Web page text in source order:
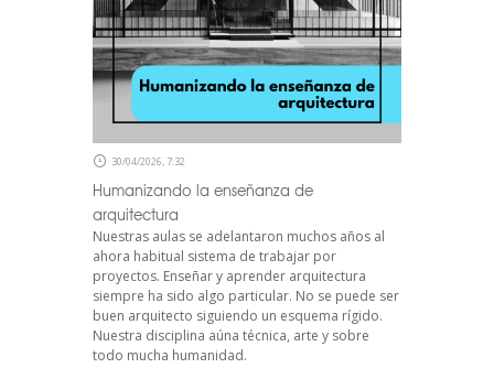
30/04/2026, 7:32
Humanizando la enseñanza de
arquitectura
Nuestras aulas se adelantaron muchos años al
ahora habitual sistema de trabajar por
proyectos. Enseñar y aprender arquitectura
siempre ha sido algo particular. No se puede ser
buen arquitecto siguiendo un esquema rígido.
Nuestra disciplina aúna técnica, arte y sobre
todo mucha humanidad.